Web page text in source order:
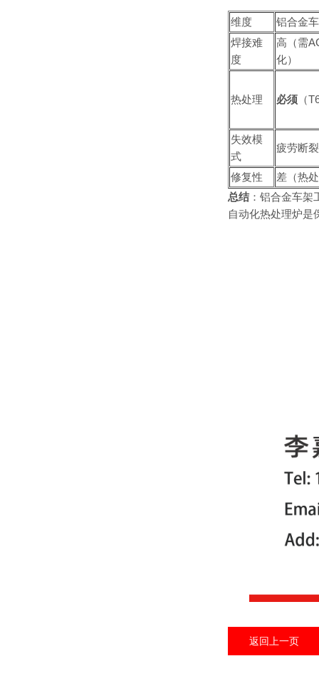
维度
铝合金
焊接难
度
高（需
化）
热处理 必须 （
失效模
式
疲劳断
修复性
差（热
总结：铝合金车架
自动化热处理炉是
返回上一页